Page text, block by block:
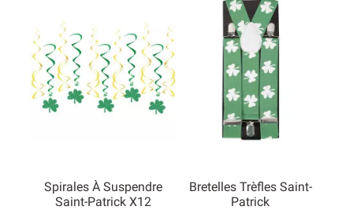
Spirales À Suspendre
Saint-Patrick X12
Bretelles Trèfles Saint-
Patrick